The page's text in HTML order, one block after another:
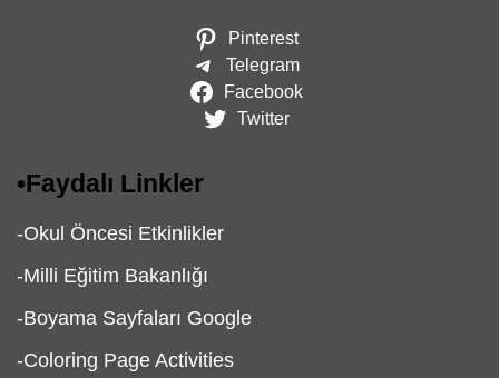
Pinterest
Telegram
Facebook
Twitter
•Faydalı Linkler
-Okul Öncesi Etkinlikler
-Milli Eğitim Bakanlığı
-Boyama Sayfaları Google
-Coloring Page Activities